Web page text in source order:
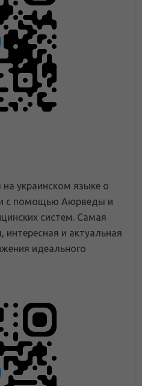
украинском языке о
с помощью Аюрведы и
систем. Самая
и актуальная
идеального